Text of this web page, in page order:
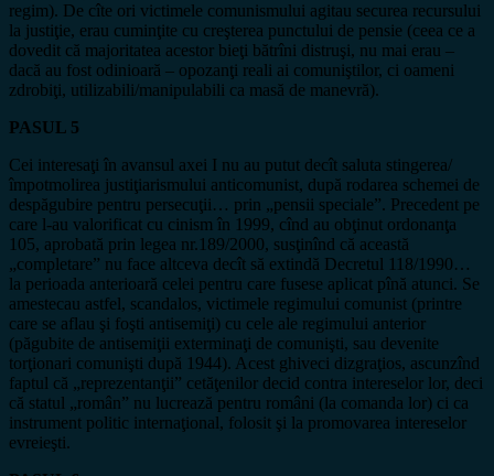
regim). De cîte ori victimele comunismului agitau securea recursului
la justiţie, erau cuminţite cu creşterea punctului de pensie (ceea ce a
dovedit că majoritatea acestor bieţi bătrîni distruşi, nu mai erau –
dacă au fost odinioară – opozanţi reali ai comuniştilor, ci oameni
zdrobiţi, utilizabili/manipulabili ca masă de manevră).
PASUL 5
Cei interesaţi în avansul axei I nu au putut decît saluta stingerea/
împotmolirea justiţiarismului anticomunist, după rodarea schemei de
despăgubire pentru persecuţii… prin „pensii speciale”. Precedent pe
care l-au valorificat cu cinism în 1999, cînd au obţinut ordonanţa
105, aprobată prin legea nr.189/2000, susţinînd că această
„completare” nu face altceva decît să extindă Decretul 118/1990…
la perioada anterioară celei pentru care fusese aplicat pînă atunci. Se
amestecau astfel, scandalos, victimele regimului comunist (printre
care se aflau şi foşti antisemiţi) cu cele ale regimului anterior
(păgubite de antisemiţii exterminaţi de comunişti, sau devenite
torţionari comunişti după 1944). Acest ghiveci dizgraţios, ascunzînd
faptul că „reprezentanţii” cetăţenilor decid contra intereselor lor, deci
că statul „român” nu lucrează pentru români (la comanda lor) ci ca
instrument politic internaţional, folosit şi la promovarea intereselor
evreieşti.